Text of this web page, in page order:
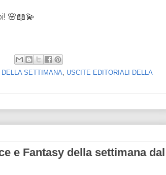
🌸📖💫
SETTIMANA
USCITE EDITORIALI DELLA
e Fantasy della settimana dal